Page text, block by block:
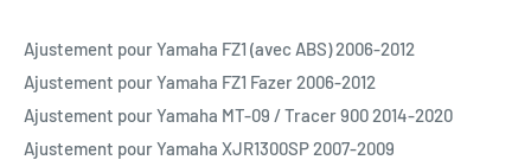
Ajustement pour Yamaha FZ1 (avec ABS) 2006-2012
Ajustement pour Yamaha FZ1 Fazer 2006-2012
Ajustement pour Yamaha MT-09 / Tracer 900 2014-2020
Ajustement pour Yamaha XJR1300SP 2007-2009